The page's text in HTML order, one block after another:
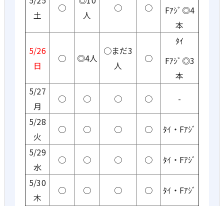
土
○
人
○ ○
Fｱｼﾞ◎4
本
5/26
日
○ ◎4人
○まだ3
人
○
ﾀｲ
Fｱｼﾞ◎3
本
5/27
月
○ ○ ○ ○
-
5/28
火
○ ○ ○ ○
ﾀｲ・Fｱｼﾞ
5/29
水
○ ○ ○ ○
ﾀｲ・Fｱｼﾞ
5/30
木
○ ○ ○ ○
ﾀｲ・Fｱｼﾞ